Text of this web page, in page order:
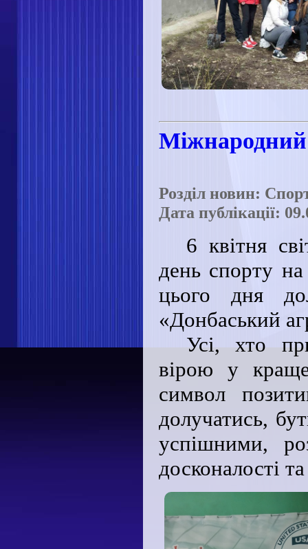
Міжнародний
Розділ новин:
Дата публікації:
6 квітня
день спорту
цього дня
«Донбаський
Усі, хто
вірою у
символ
долучатись,
успішними,
досконалості